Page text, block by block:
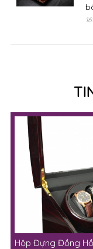
Hộp Đựng Đồng